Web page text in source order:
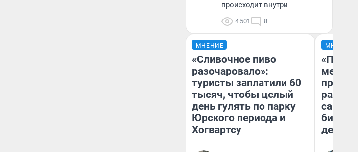
происходит внутри
4 501 8
МНЕНИЕ
«Сливочное пиво
разочаровало»:
туристы заплатили 60
тысяч, чтобы целый
день гулять по парку
Юрского периода и
Хогвартсу
МНЕНИЕ
самом